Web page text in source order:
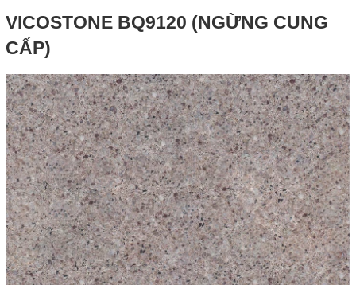
VICOSTONE BQ9120 (NGỪNG CUNG
CẤP)